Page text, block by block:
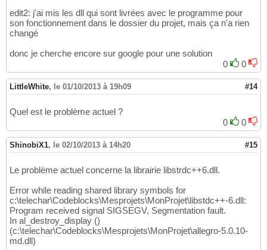
44
45
46
48
50
51
53
55
56
Error while reading shared library symbols
Error while reading shared library symbols
Error
Error while reading shared library symbols
,
In al_destroy_display () (c:\t
Continuing...
In al_destroy_display
[Inferior 1 (process 10120) exited with
Debugger finished with status
edit2: j'ai mis les dll qui sont livrées avec le programme pour
son fonctionnement dans le dossier du projet, mais ça n'a rien
changé
donc je cherche encore sur google pour une solution
0
0
LittleWhite, le 01/10/2013 à 19h09 #14
Quel est le problème actuel ?
0
0
ShinobiX1, le 02/10/2013 à 14h20 #15
Le problème actuel concerne la librairie libstrdc++6.dll.
Error while reading shared library symbols for
c:\telechar\Codeblocks\Mesprojets\MonProjet\libstdc++-6.dll:
Program received signal SIGSEGV, Segmentation fault.
In al_destroy_display ()
(c:\telechar\Codeblocks\Mesprojets\MonProjet\allegro-5.0.10-
md.dll)